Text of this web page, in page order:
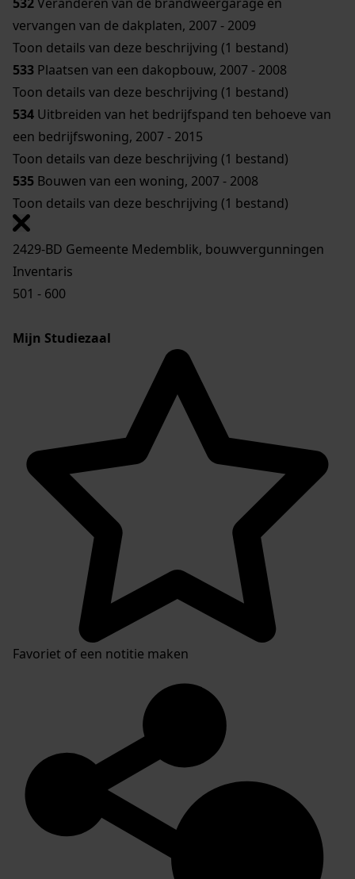
vervangen van de dakplaten, 2007 - 2009
Toon details van deze beschrijving (1 bestand)
533 Plaatsen van een dakopbouw, 2007 - 2008
Toon details van deze beschrijving (1 bestand)
534 Uitbreiden van het bedrijfspand ten behoeve van
een bedrijfswoning, 2007 - 2015
Toon details van deze beschrijving (1 bestand)
535 Bouwen van een woning, 2007 - 2008
Toon details van deze beschrijving (1 bestand)
2429-BD Gemeente Medemblik, bouwvergunningen
Inventaris
501 - 600
Mijn Studiezaal
Favoriet of een notitie maken